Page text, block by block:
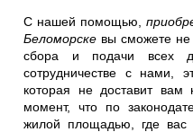
С нашей помощью,
Беломорске вы сможете
сбора и подачи всех
сотрудничестве с нами,
которая не доставит вам
момент, что по
жилой площадью, где вас